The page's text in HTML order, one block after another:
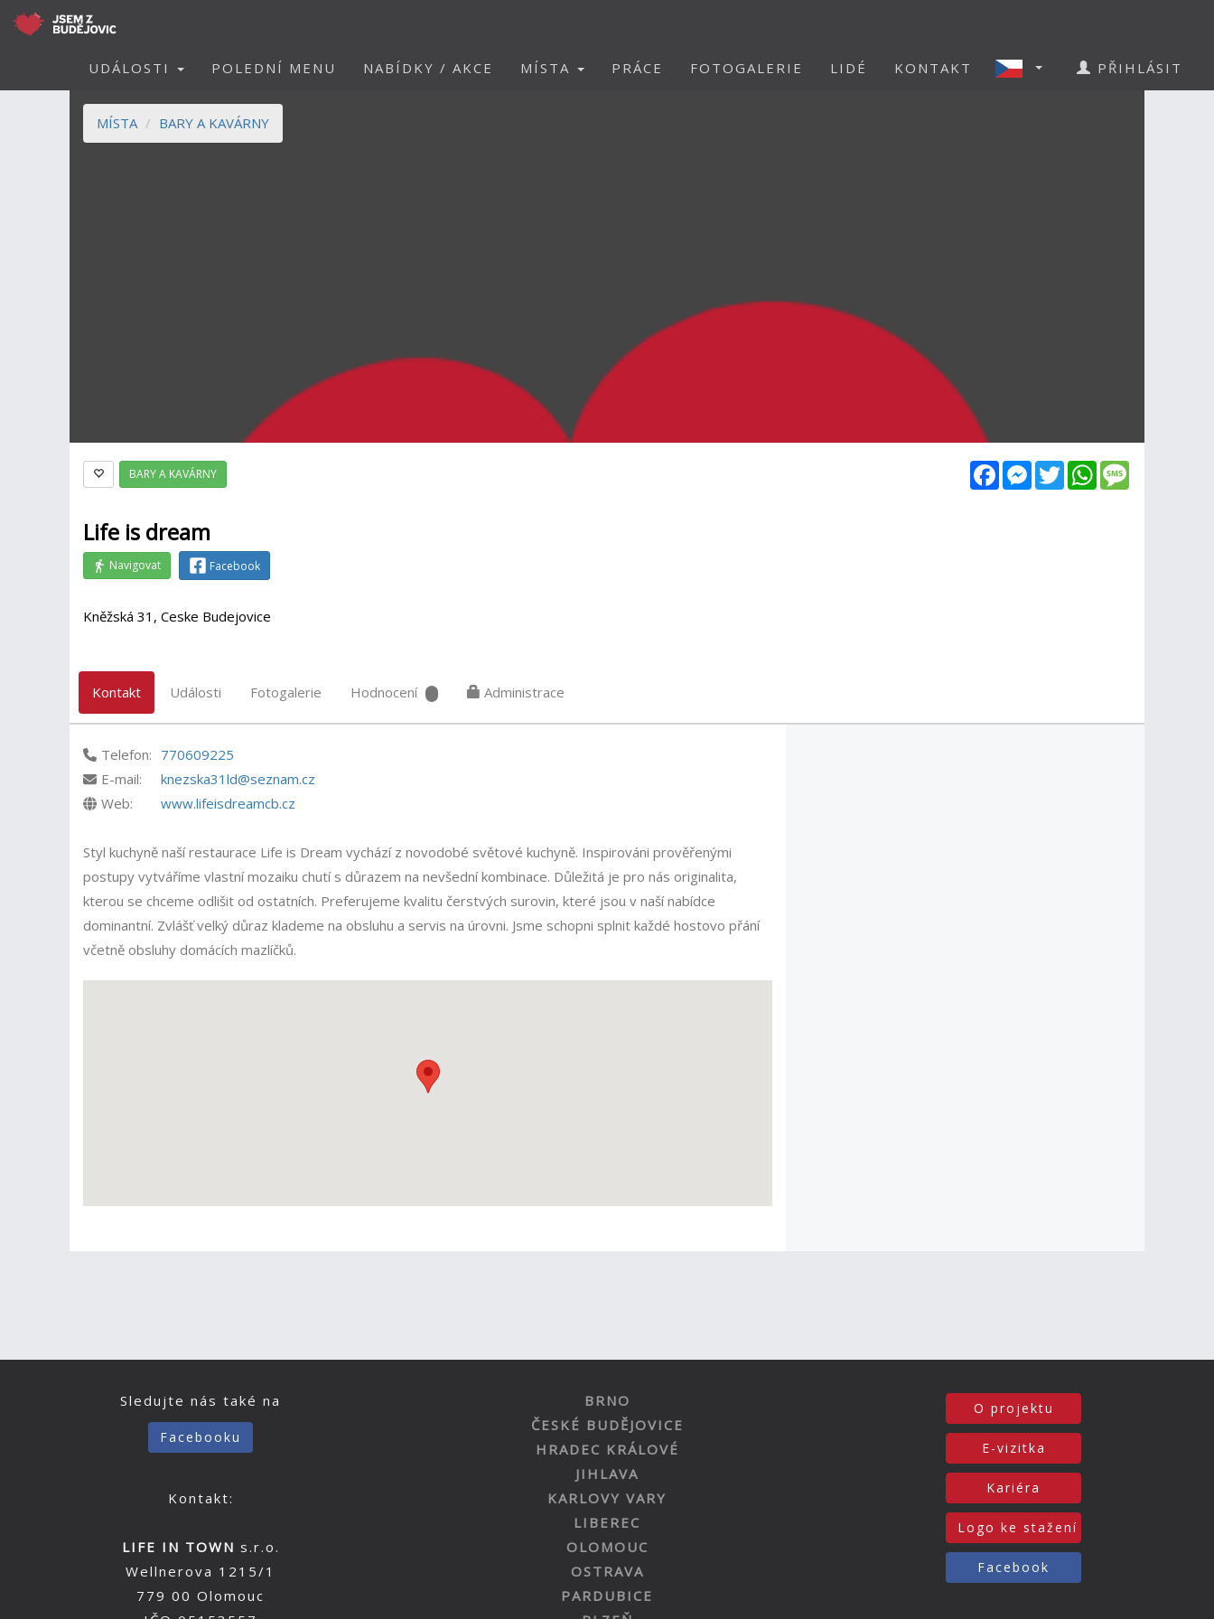
UDÁLOSTI POLEDNÍ MENU NABÍDKY / AKCE MÍSTA PRÁCE FOTOGALERIE LIDÉ KONTAKT PŘIHLÁSIT
MÍSTA BARY A KAVÁRNY
FacebookMessenger
TwitterWhatsApp
BARY A KAVÁRNY
Life is dream
Navigovat Facebook
Kněžská 31, Ceske Budejovice
Kontakt Události Fotogalerie Hodnocení Administrace
Telefon: 770609225
E-mail:
knezska31ld@seznam.cz
Web:
www.lifeisdreamcb.cz
Styl kuchyně naší restaurace Life is Dream vychází z novodobé světové kuchyně. Inspirováni prověřenými
postupy vytváříme vlastní mozaiku chutí s důrazem na nevšední kombinace. Důležitá je pro nás originalita,
kterou se chceme odlišit od ostatních. Preferujeme kvalitu čerstvých surovin, které jsou v naší nabídce
dominantní. Zvlášť velký důraz klademe na obsluhu a servis na úrovni. Jsme schopni splnit každé hostovo přání
včetně obsluhy domácích mazlíčků.
Sledujte nás také na
Facebooku
Kontakt:
LIFE IN TOWN s.r.o.
Wellnerova 1215/1
779 00 Olomouc
BRNO
ČESKÉ BUDĚJOVICE
HRADEC KRÁLOVÉ
JIHLAVA
KARLOVY VARY
LIBEREC
OLOMOUC
OSTRAVA
PARDUBICE
O projektu
E-vizitka
Kariéra
Logo ke stažení
Facebook